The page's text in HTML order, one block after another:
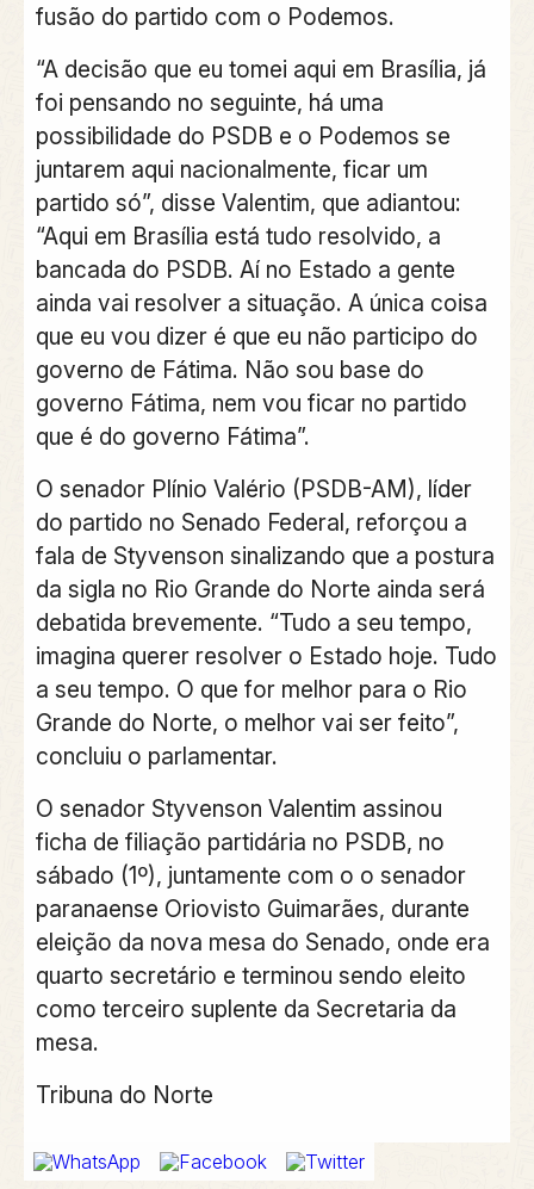
fusão do partido com o Podemos.
“A decisão que eu tomei aqui em Brasília, já
foi pensando no seguinte, há uma
possibilidade do PSDB e o Podemos se
juntarem aqui nacionalmente, ficar um
partido só”, disse Valentim, que adiantou:
“Aqui em Brasília está tudo resolvido, a
bancada do PSDB. Aí no Estado a gente
ainda vai resolver a situação. A única coisa
que eu vou dizer é que eu não participo do
governo de Fátima. Não sou base do
governo Fátima, nem vou ficar no partido
que é do governo Fátima”.
O senador Plínio Valério (PSDB-AM), líder
do partido no Senado Federal, reforçou a
fala de Styvenson sinalizando que a postura
da sigla no Rio Grande do Norte ainda será
debatida brevemente. “Tudo a seu tempo,
imagina querer resolver o Estado hoje. Tudo
a seu tempo. O que for melhor para o Rio
Grande do Norte, o melhor vai ser feito”,
concluiu o parlamentar.
O senador Styvenson Valentim assinou
ficha de filiação partidária no PSDB, no
sábado (1º), juntamente com o o senador
paranaense Oriovisto Guimarães, durante
eleição da nova mesa do Senado, onde era
quarto secretário e terminou sendo eleito
como terceiro suplente da Secretaria da
mesa.
Tribuna do Norte